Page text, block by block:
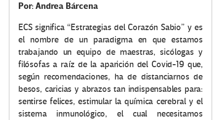
Por: Andrea Bárcena
ECS significa Estrategias del Corazón Sabio y es
el nombre de un paradigma en que estamos
trabajando un equipo de maestras, sicólogas y
filósofas a raíz de la aparición del Covid-19 que,
según recomendaciones, ha de distanciarnos de
besos, caricias y abrazos tan indispensables para:
sentirse felices, estimular la química cerebral y el
sistema inmunológico, el cual necesitamos